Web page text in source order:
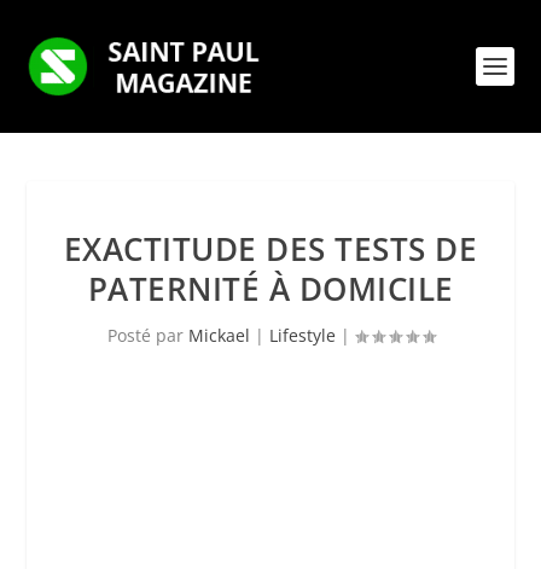
EXACTITUDE DES TESTS DE
PATERNITÉ À DOMICILE
Posté par Mickael | Lifestyle |